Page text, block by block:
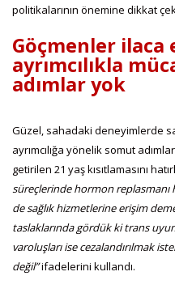
politikalarının önemine dikkat
Göçmenler ilaca
ayrımcılıkla
adımlar yok
Güzel, sahadaki deneyimlerde
ayrımcılığa yönelik somut
getirilen 21 yaş kısıtlamasını
süreçlerinde hormon
de sağlık hizmetlerine erişim
taslaklarında gördük ki trans
varoluşları ise cezalandırılmak
değil”ifadelerini kullandı.